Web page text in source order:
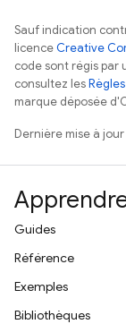
Sauf indication
licenceCreative
code sont régis par
consultez les
marque déposée
Dernière mise à
Guides
Référence
Exemples
Bibliothèques